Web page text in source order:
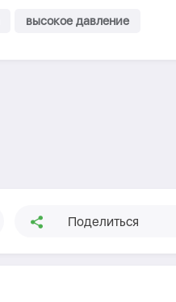
высокое давление
Поделиться